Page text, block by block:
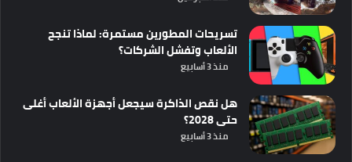
تسريحات المطورين مستمرة: لماذا تنجح
الألعاب وتفشل الشركات؟
منذ 3 أسابيع
هل نقص الذاكرة سيجعل أجهزة الألعاب أغلى
حتى 2028؟
منذ 3 أسابيع